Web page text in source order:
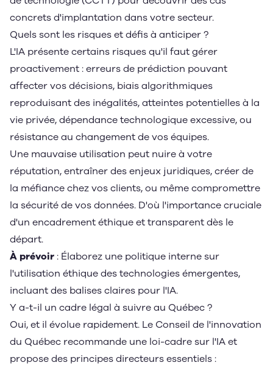
concrets d'implantation dans votre secteur.
Quels sont les risques et défis à anticiper ?
L'IA présente certains risques qu'il faut gérer
proactivement : erreurs de prédiction pouvant
affecter vos décisions, biais algorithmiques
reproduisant des inégalités, atteintes potentielles à la
vie privée, dépendance technologique excessive, ou
résistance au changement de vos équipes.
Une mauvaise utilisation peut nuire à votre
réputation, entraîner des enjeux juridiques, créer de
la méfiance chez vos clients, ou même compromettre
la sécurité de vos données. D'où l'importance cruciale
d'un encadrement éthique et transparent dès le
départ.
À prévoir : Élaborez une politique interne sur
l'utilisation éthique des technologies émergentes,
incluant des balises claires pour l'IA.
Y a-t-il un cadre légal à suivre au Québec ?
Oui, et il évolue rapidement. Le Conseil de l'innovation
du Québec recommande une loi-cadre sur l'IA et
propose des principes directeurs essentiels :